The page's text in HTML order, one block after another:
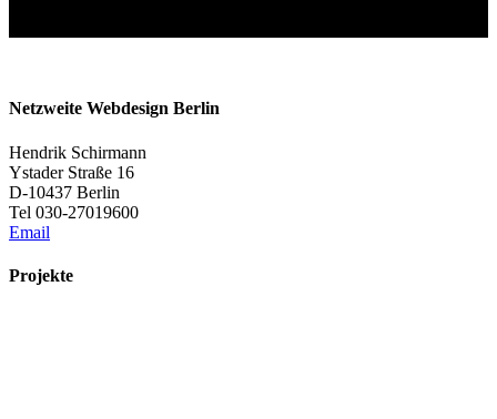
Netzweite Webdesign Berlin
Hendrik Schirmann
Ystader Straße 16
D-10437 Berlin
Tel 030-27019600
Email
Projekte